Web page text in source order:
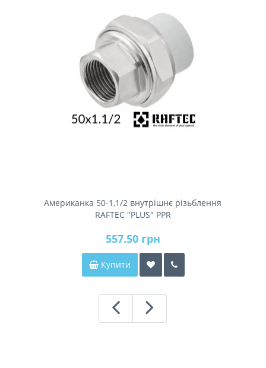
Американка 50-1,1/2 внутрішнє різьблення
RAFTEC "PLUS" PPR
557.50 грн
Купити